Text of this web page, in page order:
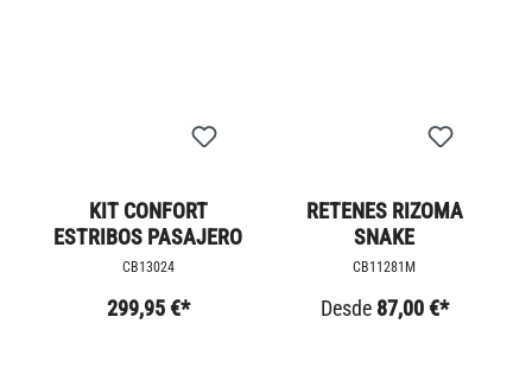
KIT CONFORT
ESTRIBOS PASAJERO
CB13024
299,95 €*
RETENES RIZOMA
SNAKE
CB11281M
Desde 87,00 €*